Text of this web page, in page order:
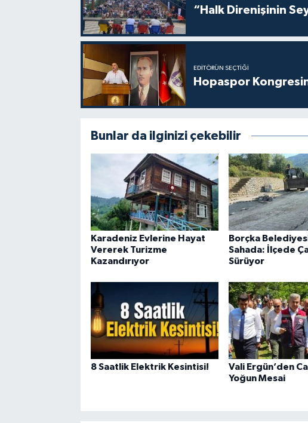
“Halk Direnişinin
EDITÖRÜN SEÇTIĞI
Hopaspor
Bunlar da ilginizi çekebilir
Karadeniz Evlerine Hayat
Vererek Turizme
Kazandırıyor
Borçka
Sahada: İlçede
Sürüyor
8 Saatlik Elektrik Kesintisi!
Vali Ergün’den
Yoğun Mesai